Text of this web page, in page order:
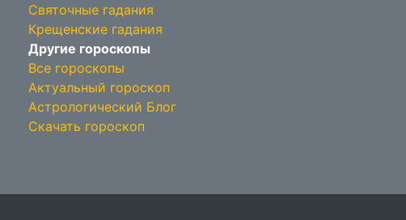
Святочные гадания
Крещенские гадания
Другие гороскопы
Все гороскопы
Актуальный гороскоп
Астрологический Блог
Скачать гороскоп